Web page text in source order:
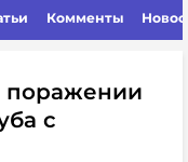
Комменты
поражении
с